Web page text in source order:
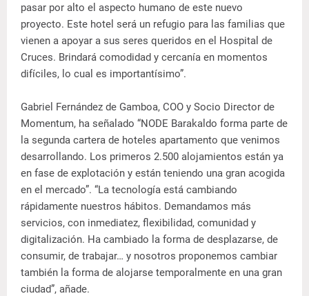
pasar por alto el aspecto humano de este nuevo
proyecto. Este hotel será un refugio para las familias que
vienen a apoyar a sus seres queridos en el Hospital de
Cruces. Brindará comodidad y cercanía en momentos
difíciles, lo cual es importantísimo”.
Gabriel Fernández de Gamboa, COO y Socio Director de
Momentum, ha señalado “NODE Barakaldo forma parte de
la segunda cartera de hoteles apartamento que venimos
desarrollando. Los primeros 2.500 alojamientos están ya
en fase de explotación y están teniendo una gran acogida
en el mercado”. “La tecnología está cambiando
rápidamente nuestros hábitos. Demandamos más
servicios, con inmediatez, flexibilidad, comunidad y
digitalización. Ha cambiado la forma de desplazarse, de
consumir, de trabajar… y nosotros proponemos cambiar
también la forma de alojarse temporalmente en una gran
ciudad”, añade.